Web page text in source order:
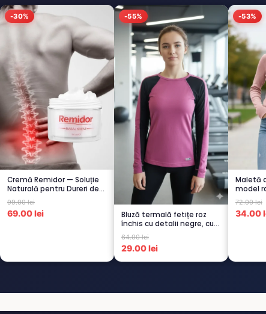
-30%
Cremă Remidor — Soluție
Naturală pentru Dureri de
Spate...
99.00 lei
69.00 lei
-55%
Bluză termală fetițe roz
închis cu detalii negre, cu
pu...
64.00 lei
29.00 lei
-53%
Maletă
model
72.00 lei
34.00